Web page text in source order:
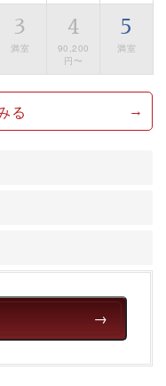
ど歴史ある諏訪の街
事、諏訪湖に包まれ
いただける、美しく
心してお過ごしくだ
3
満室
4
90,200
円〜
5
満室
る